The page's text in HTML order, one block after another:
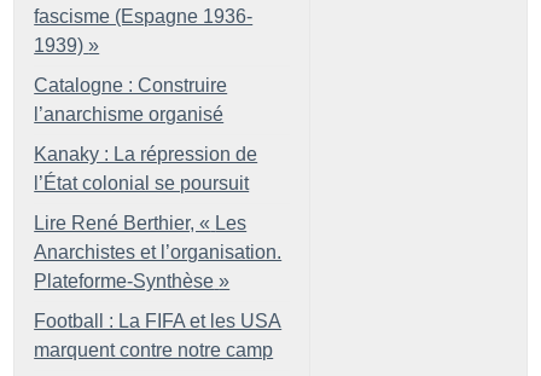
fascisme (Espagne 1936-
1939) »
Catalogne : Construire
l’anarchisme organisé
Kanaky : La répression de
l’État colonial se poursuit
Lire René Berthier, « Les
Anarchistes et l’organisation.
Plateforme-Synthèse »
Football : La FIFA et les USA
marquent contre notre camp